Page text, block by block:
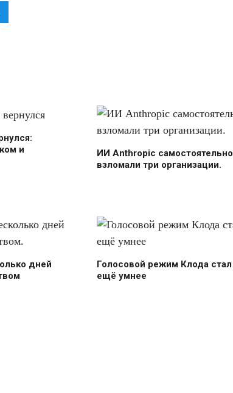
и
ИИ Anthropic самостоятельно
взломали три организации.
дней
Голосовой режим Клода стал
ещё умнее